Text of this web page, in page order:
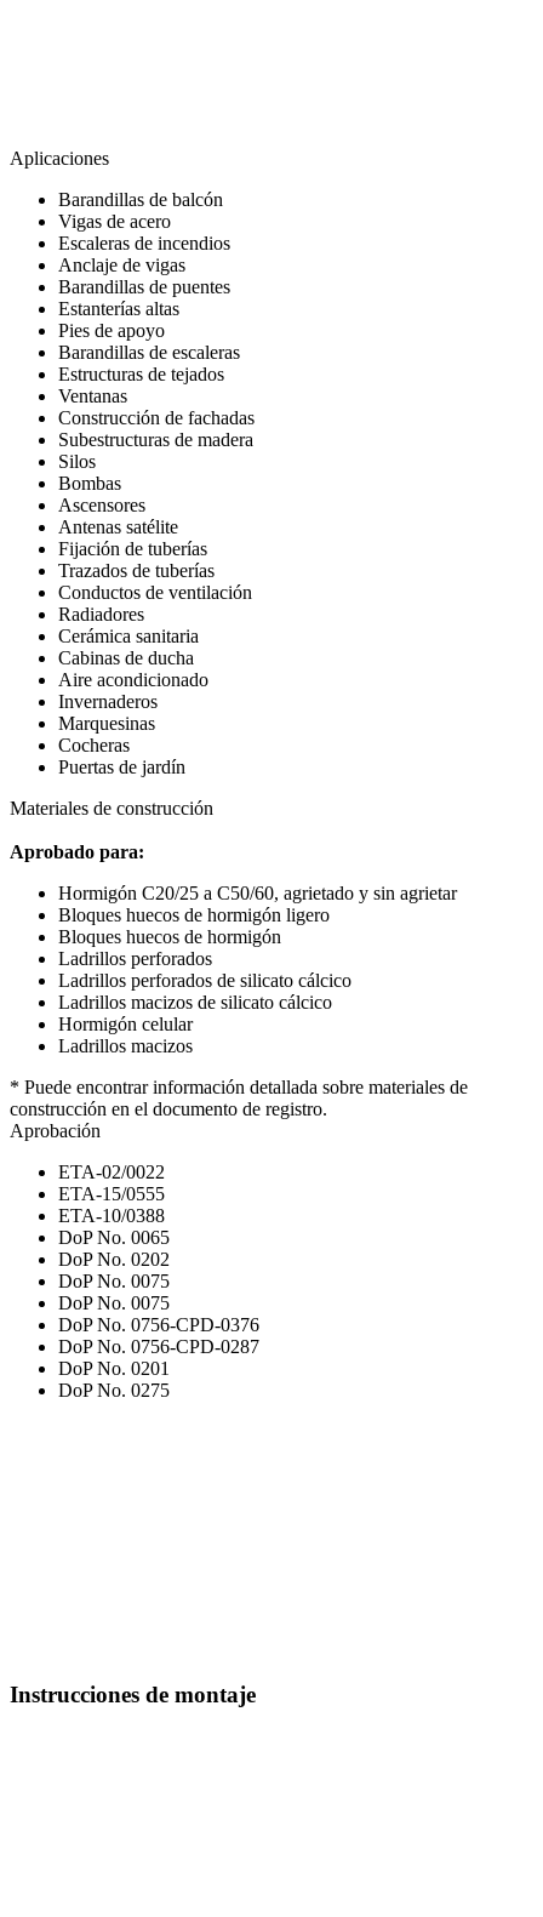
Aplicaciones
Barandillas de balcón
Vigas de acero
Escaleras de incendios
Anclaje de vigas
Barandillas de puentes
Estanterías altas
Pies de apoyo
Barandillas de escaleras
Estructuras de tejados
Ventanas
Construcción de fachadas
Subestructuras de madera
Silos
Bombas
Ascensores
Antenas satélite
Fijación de tuberías
Trazados de tuberías
Conductos de ventilación
Radiadores
Cerámica sanitaria
Cabinas de ducha
Aire acondicionado
Invernaderos
Marquesinas
Cocheras
Puertas de jardín
Materiales de construcción
Aprobado para:
Hormigón C20/25 a C50/60, agrietado y sin agrietar
Bloques huecos de hormigón ligero
Bloques huecos de hormigón
Ladrillos perforados
Ladrillos perforados de silicato cálcico
Ladrillos macizos de silicato cálcico
Hormigón celular
Ladrillos macizos
* Puede encontrar información detallada sobre materiales de
construcción en el documento de registro.
Aprobación
ETA-02/0022
ETA-15/0555
ETA-10/0388
DoP No. 0065
DoP No. 0202
DoP No. 0075
DoP No. 0075
DoP No. 0756-CPD-0376
DoP No. 0756-CPD-0287
DoP No. 0201
DoP No. 0275
Instrucciones de montaje